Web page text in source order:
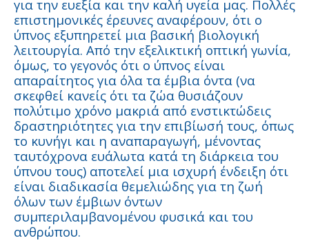
για την ευεξία και την καλή υγεία μας. Πολλές
επιστημονικές έρευνες αναφέρουν, ότι ο
ύπνος εξυπηρετεί μια βασική βιολογική
λειτουργία. Από την εξελικτική οπτική γωνία,
όμως, το γεγονός ότι ο ύπνος είναι
απαραίτητος για όλα τα έμβια όντα (να
σκεφθεί κανείς ότι τα ζώα θυσιάζουν
πολύτιμο χρόνο μακριά από ενστικτώδεις
δραστηριότητες για την επιβίωσή τους, όπως
το κυνήγι και η αναπαραγωγή, μένοντας
ταυτόχρονα ευάλωτα κατά τη διάρκεια του
ύπνου τους) αποτελεί μια ισχυρή ένδειξη ότι
είναι διαδικασία θεμελιώδης για τη ζωή
όλων των έμβιων όντων
συμπεριλαμβανομένου φυσικά και του
ανθρώπου.